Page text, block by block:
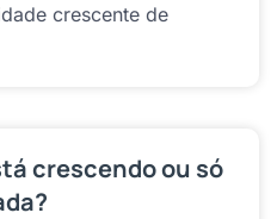
crescente de
crescendo ou só